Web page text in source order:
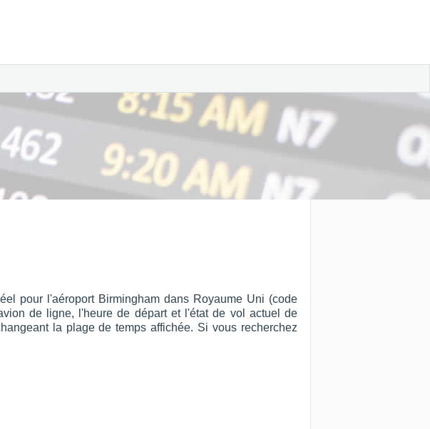
pour l'aéroport Birmingham dans Royaume Uni (code
de ligne, l'heure de départ et l'état de vol actuel de
la plage de temps affichée. Si vous recherchez